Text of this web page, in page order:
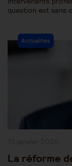
question est sans
Post
Category:
Actualités
La réforme